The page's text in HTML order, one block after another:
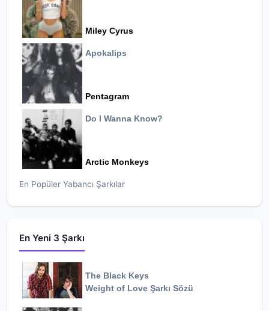
Miley Cyrus
Apokalips
Pentagram
Do I Wanna Know?
Arctic Monkeys
En Popüler Yabancı Şarkılar
En Yeni 3 Şarkı
The Black Keys
Weight of Love Şarkı Sözü